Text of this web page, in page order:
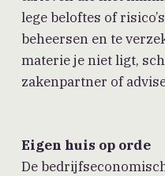
lege beloftes of
beheersen en te
materie je niet ligt,
zakenpartner of
Eigen huis op orde
De